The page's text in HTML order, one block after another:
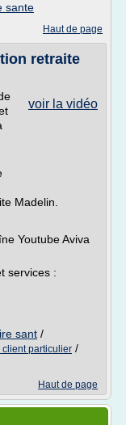
sante
Haut de page
retraite
voir la vidéo
Madelin.
Youtube Aviva
services :
sant /
client particulier /
Haut de page